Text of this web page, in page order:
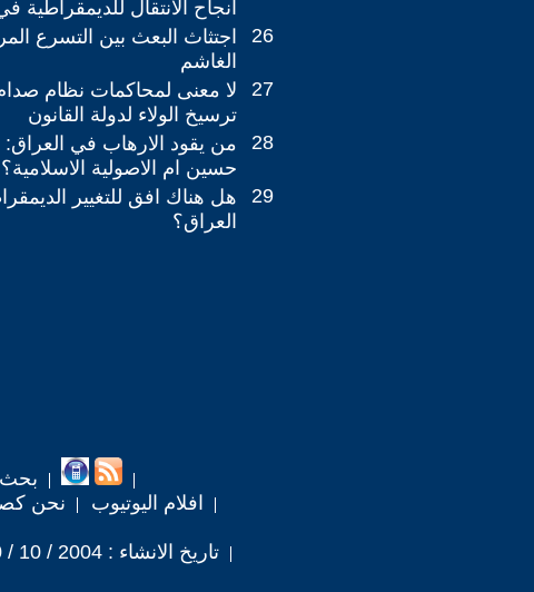
انجاح الانتقال للديمقراطية
اجتثاث البعث بين التسرع
الغاشم
26
لا معنى لمحاكمات نظام
ترسيخ الولاء لدولة القانون
27
من يقود الارهاب في العراق:
حسين ام الاصولية الاسلامية؟
28
هل هناك افق للتغيير
العراق؟
29
افلام اليوتيوب
نحن
تاريخ الانشاء : 2004 / 10 / 10